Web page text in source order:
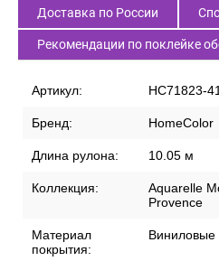
Доставка по России
Рекомендации по поклейке
Артикул: HC71823-
Бренд: HomeColor
Длина рулона: 10.05 м
Коллекция:
Aquarelle
Provence
Материал
покрытия:
Виниловые